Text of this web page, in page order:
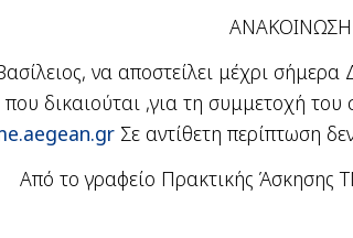
ΑΝΑΚΟΙΝΩΣΗ
να αποστείλει μέχρι
δικαιούται ,για τη συμμετοχή
Σε αντίθετη περίπτωση
Άσκησης